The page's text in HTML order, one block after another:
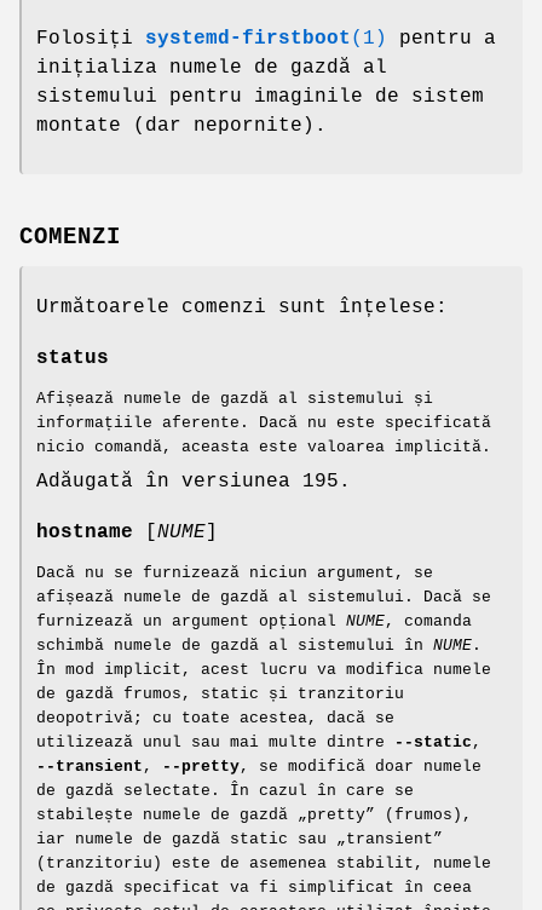
Folosiți systemd-firstboot (1)
pentru a
inițializa numele de gazdă al
sistemului pentru imaginile de sistem
montate (dar nepornite).
COMENZI
Următoarele comenzi sunt înțelese:
status
Afișează numele de gazdă al sistemului și
informațiile aferente. Dacă nu este specificată
nicio comandă, aceasta este valoarea implicită.
Adăugată în versiunea 195.
hostname NUME
Dacă nu se furnizează niciun argument, se
afișează numele de gazdă al sistemului. Dacă se
furnizează un argument opțional NUME, comanda
schimbă numele de gazdă al sistemului în NUME .
În mod implicit, acest lucru va modifica numele
de gazdă frumos, static și tranzitoriu
deopotrivă; cu toate acestea, dacă se
utilizează unul sau mai multe dintre
--static ,
--transient , --pretty, se modifică doar numele
de gazdă selectate. În cazul în care se
stabilește numele de gazdă „pretty” (frumos),
iar numele de gazdă static sau „transient”
(tranzitoriu) este de asemenea stabilit, numele
de gazdă specificat va fi simplificat în ceea